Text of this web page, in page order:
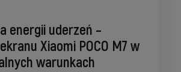
energii uderzeń –
Xiaomi POCO M7 w
warunkach